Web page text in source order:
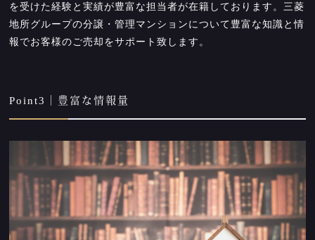
を受けた経験と実績が豊富な担当者が在籍しております。三菱
地所グループの分譲・管理マンションについて豊富な知識と情
報でお客様のご売却をサポート致します。
Point3｜豊富な情報量